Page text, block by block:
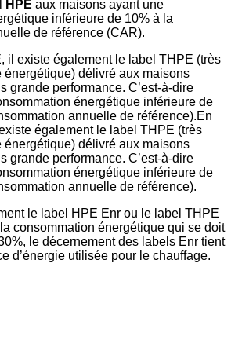
HPE aux maisons ayant une
inférieure de 10% à la
de référence (CAR).
il existe également le label THPE (très
énergétique) délivré aux maisons
grande performance. C’est-à-dire
énergétique inférieure de
annuelle de référence).En
également le label THPE (très
énergétique) délivré aux maisons
grande performance. C’est-à-dire
énergétique inférieure de
annuelle de référence).
le label HPE Enr ou le label THPE
consommation énergétique qui se doit
le décernement des labels Enr tient
d’énergie utilisée pour le chauffage.